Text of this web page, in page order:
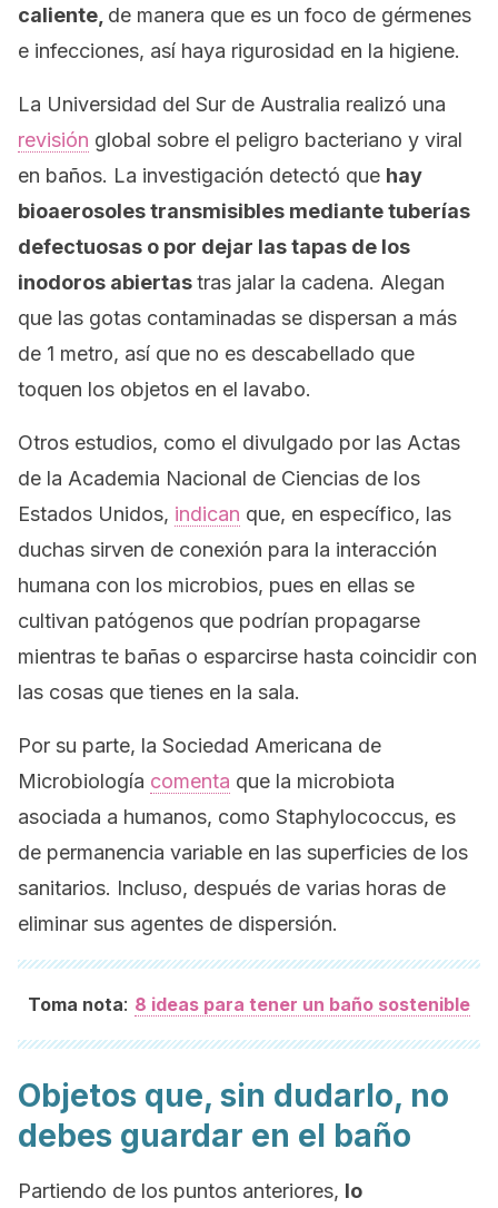
caliente, de manera que es un foco de gérmenes
e infecciones, así haya rigurosidad en la higiene.
La Universidad del Sur de Australia realizó una
revisión global sobre el peligro bacteriano y viral
en baños. La investigación detectó que hay
bioaerosoles transmisibles mediante tuberías
defectuosas o por dejar las tapas de los
inodoros abiertastras jalar la cadena. Alegan
que las gotas contaminadas se dispersan a más
de 1 metro, así que no es descabellado que
toquen los objetos en el lavabo.
Otros estudios, como el divulgado por las Actas
de la Academia Nacional de Ciencias de los
Estados Unidos, indican que, en específico, las
duchas sirven de conexión para la interacción
humana con los microbios, pues en ellas se
cultivan patógenos que podrían propagarse
mientras te bañas o esparcirse hasta coincidir con
las cosas que tienes en la sala.
Por su parte, la Sociedad Americana de
Microbiología comenta que la microbiota
asociada a humanos, como Staphylococcus, es
de permanencia variable en las superficies de los
sanitarios. Incluso, después de varias horas de
eliminar sus agentes de dispersión.
Toma nota: 8 ideas para tener un baño sostenible
Objetos que, sin dudarlo, no
debes guardar en el baño
Partiendo de los puntos anteriores, lo